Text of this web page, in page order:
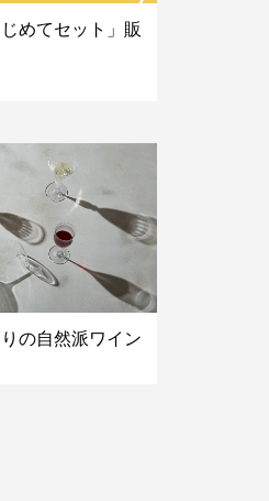
めてセット」販
の自然派ワイン